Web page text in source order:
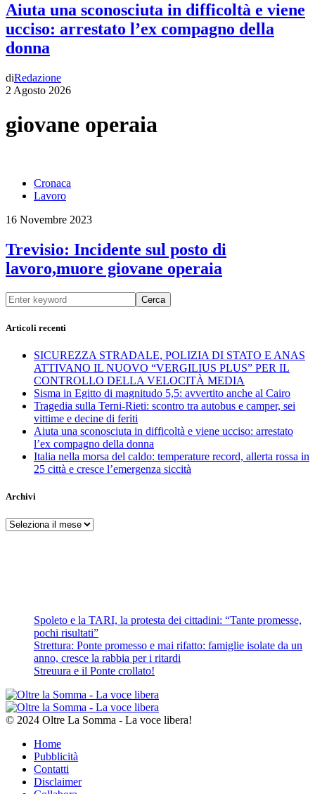
Aiuta una sconosciuta in difficoltà e viene
ucciso: arrestato l’ex compagno della
donna
diRedazione
2 Agosto 2026
giovane operaia
Cronaca
Lavoro
16 Novembre 2023
Trevisio: Incidente sul posto di
lavoro,muore giovane operaia
Cerca
Articoli recenti
SICUREZZA STRADALE, POLIZIA DI STATO E ANAS
ATTIVANO IL NUOVO “VERGILIUS PLUS” PER IL
CONTROLLO DELLA VELOCITÀ MEDIA
Sisma in Egitto di magnitudo 5,5: avvertito anche al Cairo
Tragedia sulla Terni-Rieti: scontro tra autobus e camper, sei
vittime e decine di feriti
Aiuta una sconosciuta in difficoltà e viene ucciso: arrestato
l’ex compagno della donna
Italia nella morsa del caldo: temperature record, allerta rossa in
25 città e cresce l’emergenza siccità
Archivi
Archivi
Spoleto e la TARI, la protesta dei cittadini: “Tante promesse,
pochi risultati”
Strettura: Ponte promesso e mai rifatto: famiglie isolate da un
anno, cresce la rabbia per i ritardi
Streuura e il Ponte crollato!
© 2024 Oltre La Somma - La voce libera!
Home
Pubblicità
Contatti
Disclaimer